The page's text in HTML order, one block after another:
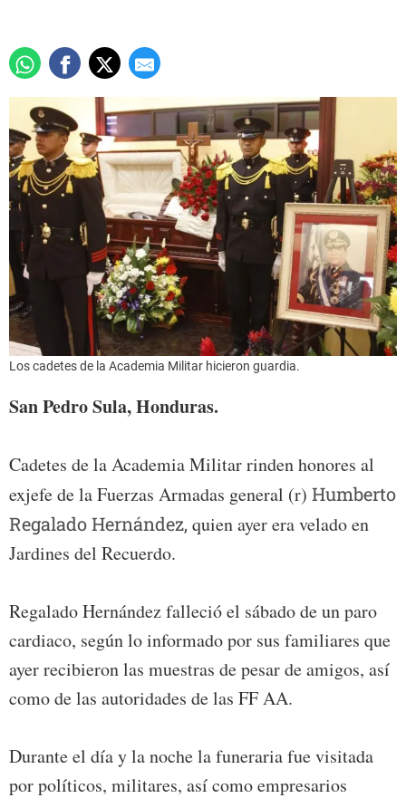
Los cadetes de la Academia Militar hicieron guardia.
San Pedro Sula, Honduras.
Cadetes de la Academia Militar rinden honores al
exjefe de la Fuerzas Armadas general (r) Humberto
Regalado Hernández, quien ayer era velado en
Jardines del Recuerdo.
Regalado Hernández falleció el sábado de un paro
cardiaco, según lo informado por sus familiares que
ayer recibieron las muestras de pesar de amigos, así
como de las autoridades de las FF AA.
Durante el día y la noche la funeraria fue visitada
por políticos, militares, así como empresarios